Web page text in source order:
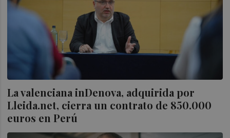
La valenciana inDenova, adquirida por
Lleida.net, cierra un contrato de 850.000
euros en Perú